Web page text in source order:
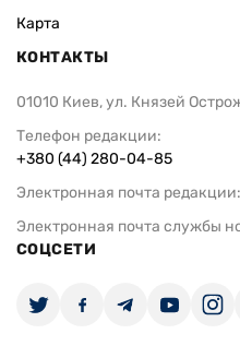
Карта
КОНТАКТЫ
01010 Киев, ул. Князей
Телефон редакции:
+380 (44) 280-04-85
Электронная почта редакции:
Электронная почта службы
СОЦСЕТИ